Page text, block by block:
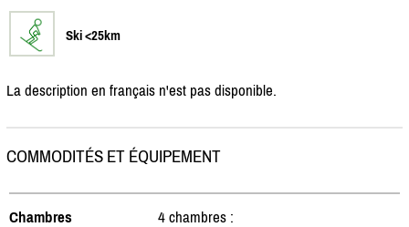
Ski <25km
La description en français n'est pas disponible.
COMMODITÉS ET ÉQUIPEMENT
Chambres
4 chambres :